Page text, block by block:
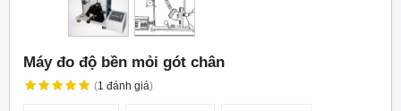
Máy đo độ bền mỏi gót chân
(1 đánh giá)